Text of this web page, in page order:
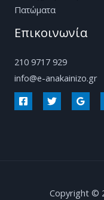
Πατώματα
Επικοινωνία
210 9717 929
info@e-anakainizo.gr
Copyright ©